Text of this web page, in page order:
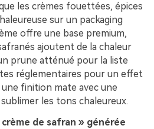
les crèmes fouettées, épices
sur un packaging
offre une base premium,
ajoutent de la chaleur
prune atténué pour la liste
réglementaires pour un effet
finition mate avec une
les tons chaleureux.
crème de safran » générée